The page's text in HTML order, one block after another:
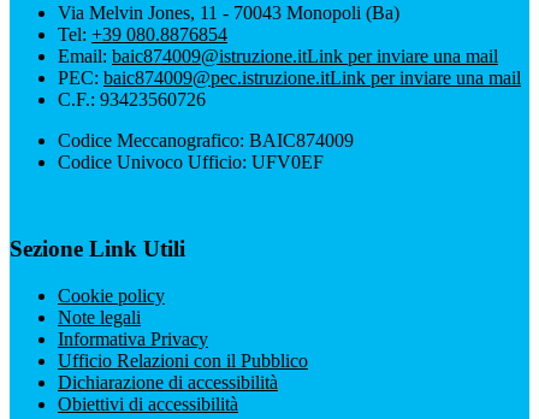
Via Melvin Jones, 11 - 70043 Monopoli (Ba)
Tel: +39 080.8876854
Email: baic874009@istruzione.itLink per inviare una mail
PEC: baic874009@pec.istruzione.itLink per inviare una mail
C.F.: 93423560726
Codice Meccanografico: BAIC874009
Codice Univoco Ufficio: UFV0EF
Sezione Link Utili
Cookie policy
Note legali
Informativa Privacy
Ufficio Relazioni con il Pubblico
Dichiarazione di accessibilità
Obiettivi di accessibilità